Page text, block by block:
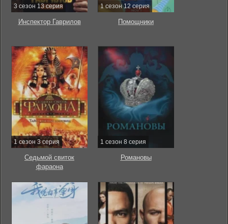
3 сезон 13 серия
Инспектор Гаврилов
1 сезон 12 серия
Помощники
1 сезон 3 серия
Седьмой свиток
фараона
1 сезон 8 серия
Романовы